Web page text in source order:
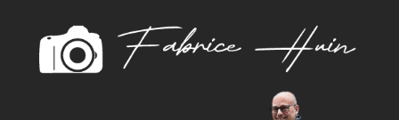
contenu